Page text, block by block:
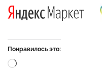
Понравилось это: